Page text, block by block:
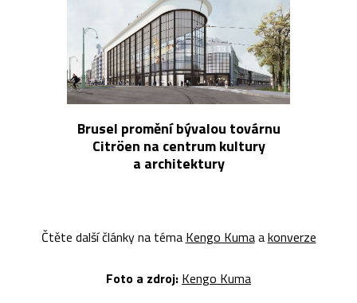
Brusel promění bývalou továrnu
Citröen na centrum kultury
a architektury
Čtěte další články na téma Kengo Kumaakonverze
Foto a zdroj: Kengo Kuma